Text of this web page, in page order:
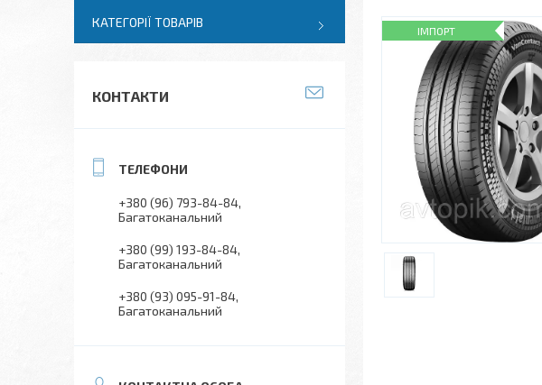
ІМПОРТ
КАТЕГОРІЇ ТОВАРІВ
КОНТАКТИ
+380 (96) 793-84-84
Багатоканальний
+380 (99) 193-84-84
Багатоканальний
+380 (93) 095-91-84
Багатоканальний